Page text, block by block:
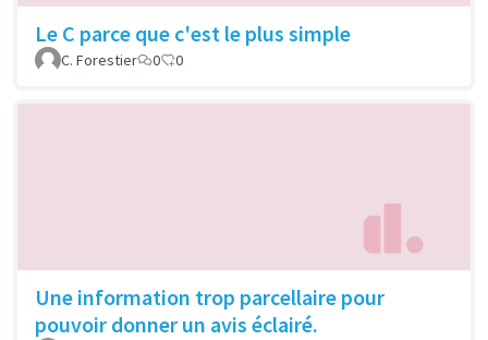
Le C parce que c'est le plus simple
C. Forestier 0 0
Une information trop parcellaire pour
pouvoir donner un avis éclairé.